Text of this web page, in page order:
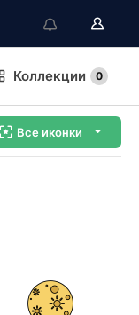
Коллекции 0
Все иконки